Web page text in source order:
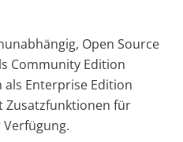
Open Source
Community Edition
als Enterprise Edition
Zusatzfunktionen für